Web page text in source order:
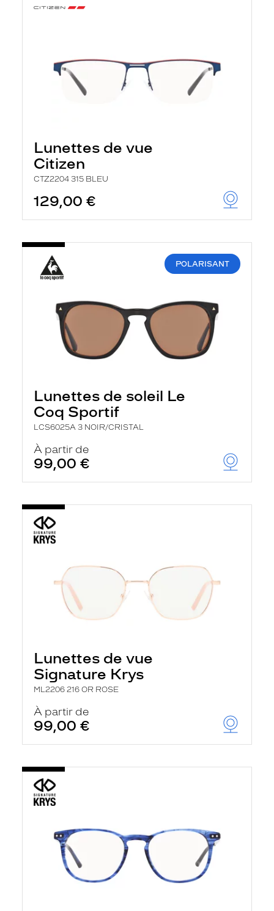
Lunettes de vue
Citizen
CTZ2204 315 BLEU
129,00 €
POLARISANT
Lunettes de soleil Le
Coq Sportif
LCS6025A 3 NOIR/CRISTAL
À partir de
99,00 €
Lunettes de vue
Signature Krys
ML2206 216 OR ROSE
À partir de
99,00 €